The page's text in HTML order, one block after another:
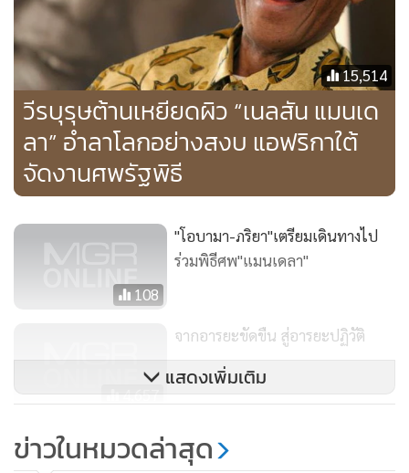
ถ้าหากท่านยังมีชีวิตอยู่นะ สิ่งที่ว่านี่แหละจะเป็นสิ่งที่พวกเขาจะ
บอกกันว่า มันเป็นสิ่งที่ผิดนะ เป็นสิ่งที่ไม่ถูกต้องนะ”
เฟรด บริดแกลนด์ (Fred Bridgland) นักหนังสือพิมพ์ผู้หนึ่งซึ่ง
เฝ้ารออยู่ตรงประตูของเรือนจำวิกเตอร์ เวอร์สเตอร์ (Victor
Verster) เพื่อทำข่าวการปลดปล่อยแมนเดลาออกจากคุกใน
เดือนกุมภาพันธ์ 1990 มีความเห็นว่า การถึงแก่อสัญกรรมของ
แอฟริกาใต้ที่ทรงความสำคัญระดับชี้เป็นชี้ตาย ทัดเทียมกับวันที่
เขาก้าวขึ้นสู่อำนาจในฐานะที่เป็นประธานาธิบดีผิวดำคนแรก
ของรัฐแห่งยุคหลังระบบเหยียดผิว เมื่อวันที่ 10 พฤษภาคม
บริดแกลนด์ เตือนว่า “ในทันทีที่ช่วงแห่งการไว้อาลัยผ่านพ้นไป -
-โดยที่ช่วงดังกล่าวนี้น่ายืดเยื้อและเข้มข้นยิ่ง ต่อจากนั้น
มาก”
15,514
วีรบุรุษต้านเหยียดผิว “เนลสัน แมนเด
ลา” อำลาโลกอย่างสงบ แอฟริกาใต้
จัดงานศพรัฐพิธี
108
"โอบามา-ภริยา"เตรียมเดินทางไป
ร่วมพิธีศพ"แมนเดลา"
4,657
จากอารยะขัดขืน สู่อารยะปฏิวัติ
เอกสารลับเข้ารัสเซีย - เลือกสื่อ
แสดงเพิ่มเติม
ข่าวในหมวดล่าสุด